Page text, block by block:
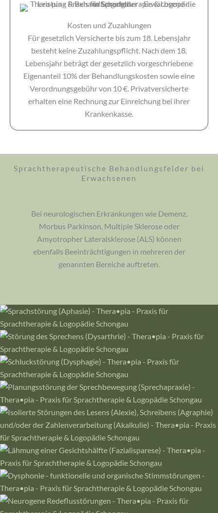
Kosten und Zuzahlungen
Für gesetzlich Versicherte bis zum 18. Lebensjahr
besteht keine Zuzahlungspflicht. Nach dem 18.
Lebensjahr beträgt der gesetzlich vorgeschriebene
Eigenanteil 10% der Behandlungskosten sowie eine
Verordnungsgebühr von 10 €. Privatversicherte
erhalten eine Rechnung zur Einreichung bei ihrer
Krankenkasse.
Sprachtherapeutische Behandlungsfelder bei
Erwachsenen
Bei neurologischen Erkrankungen wie Demenz,
Morbus Parkinson, Multiple Sklerose oder
Amyotropher Lateralsklerose (ALS) können
ebenfalls Beeinträchtigungen in mehreren der
genannten Bereiche auftreten.